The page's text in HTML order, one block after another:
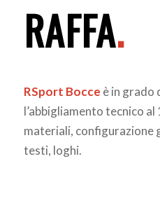
RAFFA.
RSport Bocce è in grado
l’abbigliamento tecnico al
materiali, configurazione
testi, loghi.